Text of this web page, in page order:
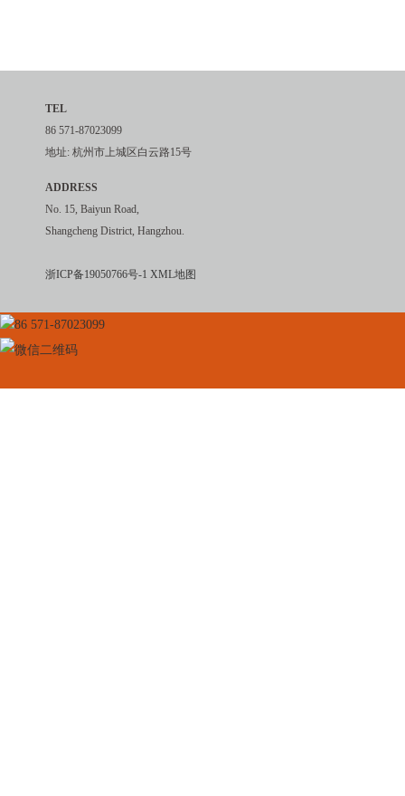
TEL
86 571-87023099
地址: 杭州市上城区白云路15号
ADDRESS
No. 15, Baiyun Road,
Shangcheng District, Hangzhou.
浙ICP备19050766号-1 XML地图
86 571-87023099